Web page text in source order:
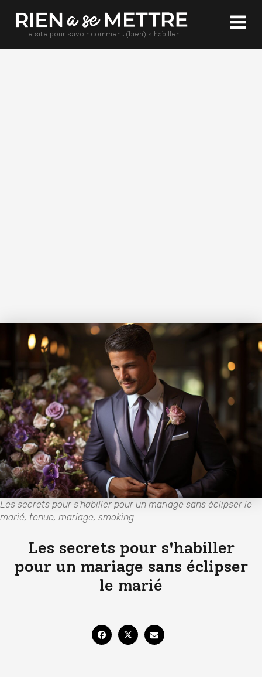
Le site pour savoir comment (bien) s'habiller
Les secrets pour s'habiller pour un mariage sans éclipser le
marié, tenue, mariage, smoking
Les secrets pour s'habiller
pour un mariage sans éclipser
le marié